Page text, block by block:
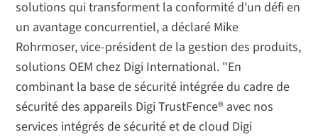
solutions qui transforment la conformité d'un défi en
un avantage concurrentiel, a déclaré Mike
Rohrmoser, vice-président de la gestion des produits,
solutions OEM chez Digi International. "En
combinant la base de sécurité intégrée du cadre de
sécurité des appareils Digi TrustFence® avec nos
services intégrés de sécurité et de cloud Digi